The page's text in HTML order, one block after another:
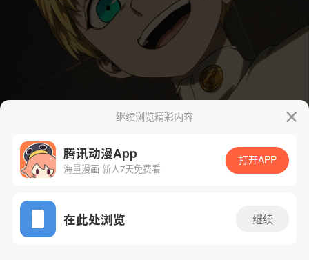
App免费看
继续浏览精彩内容
腾讯动漫App
海量漫画 新人7天免费看
打开APP
在此处浏览 继续